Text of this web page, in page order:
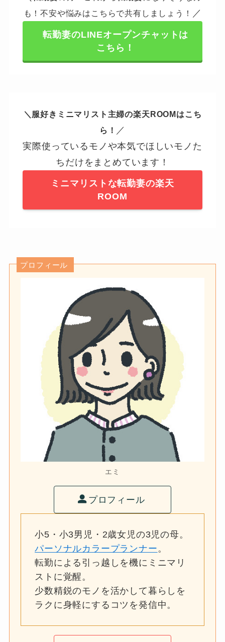
も！不安や悩みはこちらで共有しましょう！
／
転勤妻のLINEオープンチャットは
こちら！
＼服好きミニマリスト主婦の楽天ROOMはこち
ら！ ／
実際使っているモノや本気でほしいモノた
ちだけをまとめています！
ミニマリストな転勤妻の楽天
ROOM
プロフィール
エミ
プロフィール
小5・小3男児・2歳女児の3児の母。
パーソナルカラープランナー 。
転勤による引っ越しを機にミニマリ
ストに覚醒。
少数精鋭のモノを活かして暮らしを
ラクに身軽にするコツを発信中。